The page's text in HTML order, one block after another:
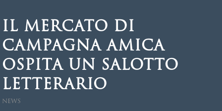
IL MERCATO DI
CAMPAGNA AMICA
OSPITA UN SALOTTO
LETTERARIO
NEWS